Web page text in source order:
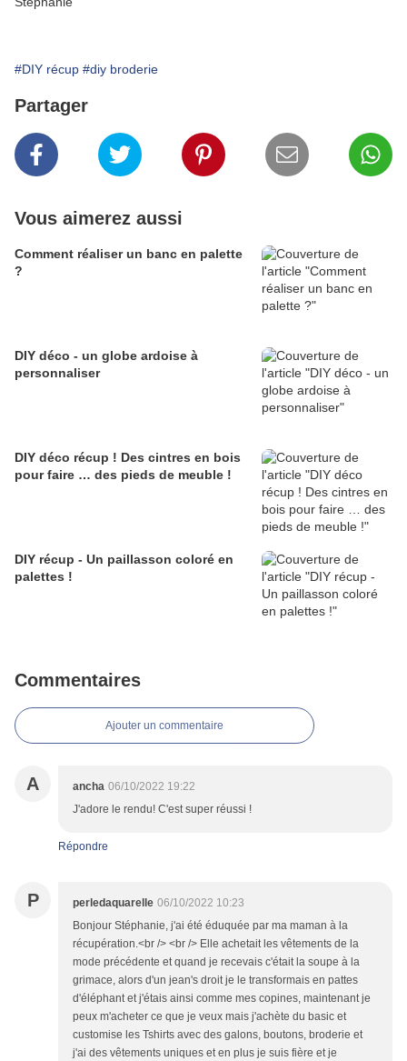
#DIY récup #diy broderie
Partager
Vous aimerez aussi
Comment réaliser un banc en palette
?
DIY déco - un globe ardoise à
personnaliser
DIY déco récup ! Des cintres en bois
pour faire … des pieds de meuble !
DIY récup - Un paillasson coloré en
palettes !
Commentaires
Ajouter un commentaire
A ancha 06/10/2022 19:22
J'adore le rendu! C'est super réussi !
Répondre
P perledaquarelle 06/10/2022 10:23
Bonjour Stéphanie, j'ai été éduquée par ma maman à la
récupération.<br /> <br /> Elle achetait les vêtements de la
mode précédente et quand je recevais c'était la soupe à la
grimace, alors d'un jean's droit je le transformais en pattes
d'éléphant et j'étais ainsi comme mes copines, maintenant je
peux m'acheter ce que je veux mais j'achète du basic et
customise les Tshirts avec des galons, boutons, broderie et
j'ai des vêtements uniques et en plus je suis fière et je